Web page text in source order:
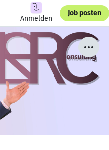
Anmelden
Job posten